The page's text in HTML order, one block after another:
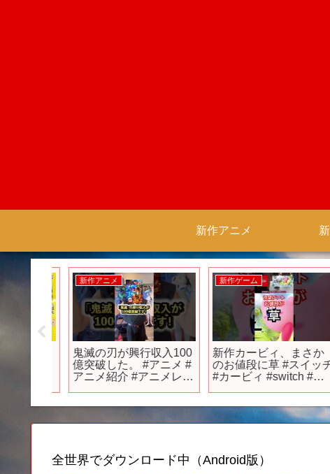
新作アニメ
新作アニメ
鬼滅の刃が興行収入100
億突破した。 #アニメ #
アニメ紹介 #アニメレビ
ュア #アニソン #short
#shorts #社長
新作ゲーム
新作カービィ、まさか
のお値段に草 #スイッチ
#カービィ #switch #任
全世界でダウンロード中（Android版）